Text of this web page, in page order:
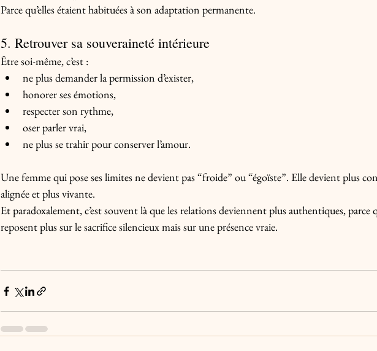
Parce qu’elles étaient habituées à son adaptation permanente.
5. Retrouver sa souveraineté intérieure
Être soi-même, c’est :
ne plus demander la permission d’exister,
honorer ses émotions,
respecter son rythme,
oser parler vrai,
ne plus se trahir pour conserver l’amour.
Une femme qui pose ses limites ne devient pas “froide” ou “égoïste”. Elle devient plus
alignée et plus vivante.
Et paradoxalement, c’est souvent là que les relations deviennent plus authentiques, parce
reposent plus sur le sacrifice silencieux mais sur une présence vraie.